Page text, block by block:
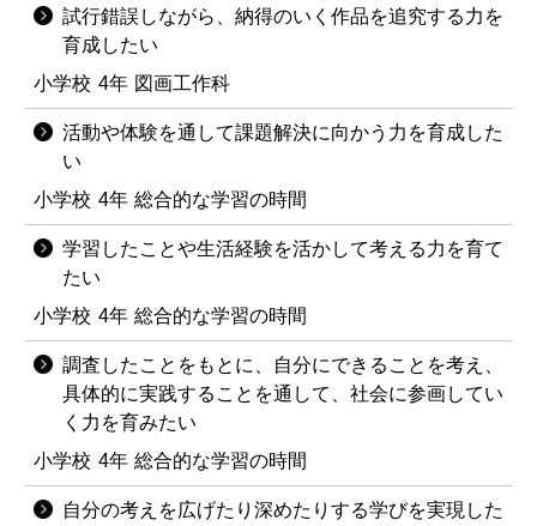
試行錯誤しながら、納得のいく作品を追究する力を
育成したい
小学校 4年 図画工作科
活動や体験を通して課題解決に向かう力を育成した
い
小学校 4年 総合的な学習の時間
学習したことや生活経験を活かして考える力を育て
たい
小学校 4年 総合的な学習の時間
調査したことをもとに、自分にできることを考え、
具体的に実践することを通して、社会に参画してい
く力を育みたい
小学校 4年 総合的な学習の時間
自分の考えを広げたり深めたりする学びを実現した